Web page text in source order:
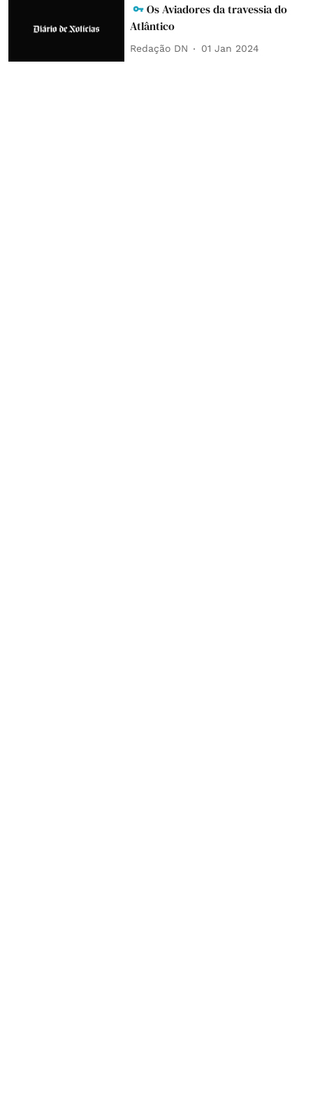
Os Aviadores da travessia do
Atlântico
Redação DN 01 Jan 2024